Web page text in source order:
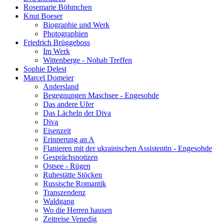
Rosemarie Böhmchen
Knut Boeser
Biographie und Werk
Photographien
Friedrich Brüggeboss
Im Werk
Wittenberge - Nohab Treffen
Sophie Delest
Marcel Domeier
Andersland
Begegnungen Maschsee - Engesohde
Das andere Ufer
Das Lächeln der Diva
Diva
Eisenzeit
Erinnerung an A
Flanieren mit der ukrainischen Assistentin - Engesohde
Gesprächsnotizen
Ostsee - Rügen
Ruhestätte Stöcken
Russische Romantik
Transzendenz
Waldgang
Wo die Herren hausen
Zeitreise Venedig